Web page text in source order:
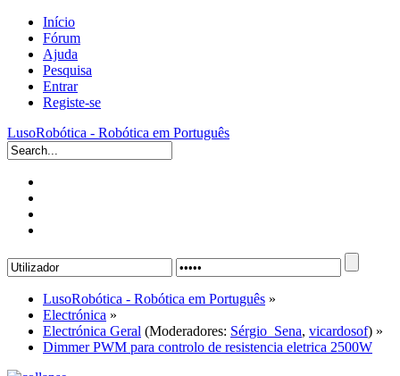
Início
Fórum
Ajuda
Pesquisa
Entrar
Registe-se
LusoRobótica - Robótica em Português
LusoRobótica - Robótica em Português »
Electrónica »
Electrónica Geral (Moderadores: Sérgio_Sena, vicardosof) »
Dimmer PWM para controlo de resistencia eletrica 2500W